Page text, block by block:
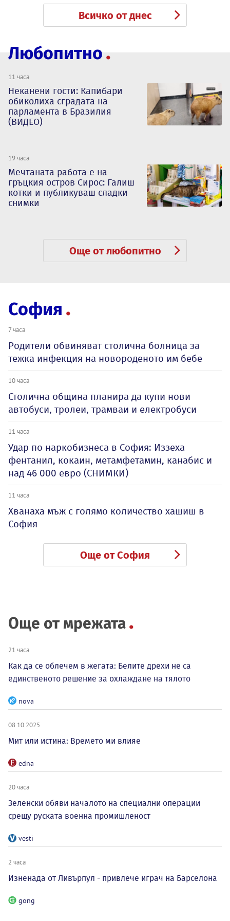
Всичко от днес
Любопитно
11 часа
Неканени гости: Капибари
обиколиха сградата на
парламента в Бразилия
(ВИДЕО)
19 часа
Мечтаната работа е на
гръцкия остров Сирос: Галиш
котки и публикуваш сладки
снимки
Още от любопитно
София
7 часа
Родители обвиняват столична болница за
тежка инфекция на новороденото им бебе
10 часа
Столична община планира да купи нови
автобуси, тролеи, трамваи и електробуси
11 часа
Удар по наркобизнеса в София: Иззеха
фентанил, кокаин, метамфетамин, канабис и
над 46 000 евро (СНИМКИ)
11 часа
Хванаха мъж с голямо количество хашиш в
София
Още от София
Още от мрежата
21 часа
Как да се облечем в жегата: Белите дрехи не са
единственото решение за охлаждане на тялото
nova
08.10.2025
Мит или истина: Времето ми влияе
edna
20 часа
Зеленски обяви началото на специални операции
срещу руската военна промишленост
vesti
2 часа
Изненада от Ливърпул - привлече играч на Барселона
gong